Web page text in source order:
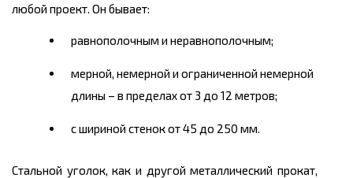
любой проект. Он бывает:
равнополочным и неравнополочным;
мерной, немерной и ограниченной немерной
длины – в пределах от 3 до 12 метров;
с шириной стенок от 45 до 250 мм.
Стальной уголок, как и другойметаллическийпрокат,